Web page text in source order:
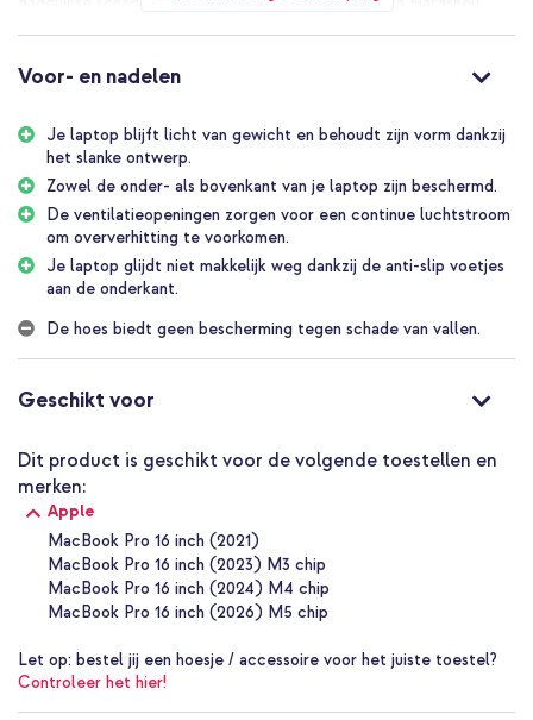
Slank ontwerp
bovenkant en één voor de onderkant van jouw laptop. Dit houdt in
dat zowel de bovenkant als de onderkant van jouw MacBook
beschermd is tegen alledaagse beschadigingen. De case is
gemaakt van stevig en lichtgewicht kunststof, zodat het slanke
design van je MacBook behouden blijft. De harde buitenkant van
de Burga Hardshell laptopcase is gemakkelijk schoon te maken en
te onderhouden, waardoor jouw laptop er altijd schoon en als
nieuw uitziet.
Voorkom oververhitting
De onderkant van deze Burga Hardshell is voorzien van een
ventilatieopening. Dit zorgt ervoor dat er een continue
luchtstroom naar je MacBook gaat, om te voorkomen dat je laptop
oververhit raakt. Bovendien blijven de poorten van je laptop
All-round bescherming
De Burga Hardshell laptophoes biedt bescherming tegen
oppervlakkige krassen, lichte deuken en kleine stoten. Dit komt
vooral goed van pas wanneer je jouw MacBook frequent in een tas
of rugzak vervoert, waar het in contact kan komen met andere
items.
Waarom de Burga Hardshell Cover?
Behoudt het dunne design van je laptop dankzij het slanke
ontwerp
Biedt dagelijkse bescherming met bedekking van beide zijden
Voor- en nadelen
Je laptop blijft licht van gewicht en behoudt zijn vorm dankzij
het slanke ontwerp.
Zowel de onder- als bovenkant van je laptop zijn beschermd.
De ventilatieopeningen zorgen voor een continue luchtstroom
om oververhitting te voorkomen.
Je laptop glijdt niet makkelijk weg dankzij de anti-slip voetjes
aan de onderkant.
De hoes biedt geen bescherming tegen schade van vallen.
Geschikt voor
Dit product is geschikt voor de volgende toestellen en
merken:
Apple
MacBook Pro 16 inch (2021)
MacBook Pro 16 inch (2023) M3 chip
MacBook Pro 16 inch (2024) M4 chip
MacBook Pro 16 inch (2026) M5 chip
Let op: bestel jij een hoesje / accessoire voor het juiste toestel?
Controleer het hier!